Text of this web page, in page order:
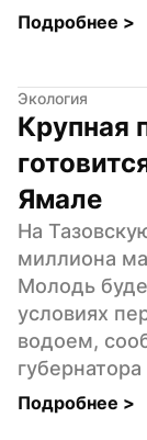
Подробнее >
Экология
Крупная
Ямале
На
миллиона
Молодь
условиях
водоем,
Подробнее >